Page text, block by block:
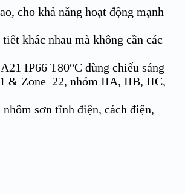
cho khả năng hoạt động mạnh
khác nhau mà không cần các
IP66 T80°C dùng chiếu sáng
& Zone 22, nhóm IIA, IIB, IIC,
sơn tĩnh điện, cách điện,